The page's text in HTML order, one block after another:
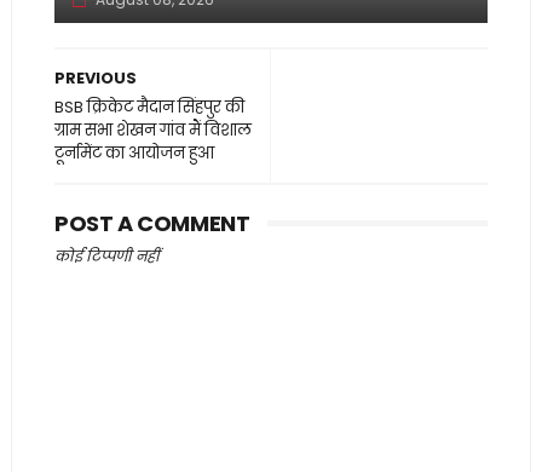
PREVIOUS
BSB क्रिकेट मैदान सिंहपुर की
ग्राम सभा शेखन गांव मैं विशाल
टूर्नामेंट का आयोजन हुआ
POST A COMMENT
कोई टिप्पणी नहीं